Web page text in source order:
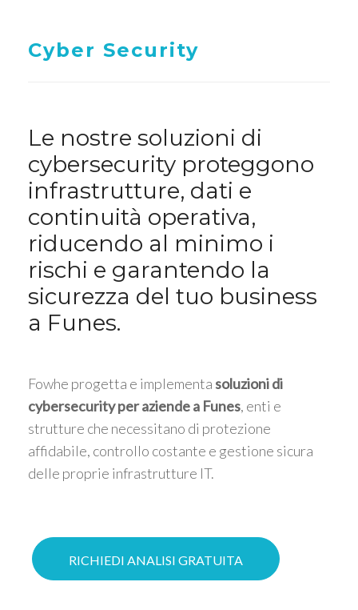
Cyber Security
Le nostre soluzioni di
cybersecurity proteggono
infrastrutture, dati e
continuità operativa,
riducendo al minimo i
rischi e garantendo la
sicurezza del tuo business
a Funes.
Fowhe progetta e implementa soluzioni di
cybersecurity per aziende a Funes, enti e
strutture che necessitano di protezione
affidabile, controllo costante e gestione sicura
delle proprie infrastrutture IT.
RICHIEDI ANALISI GRATUITA